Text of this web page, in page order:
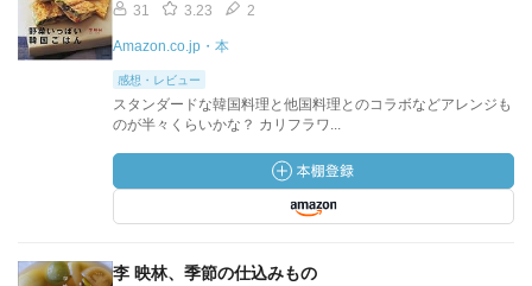
31 3.23 2
Amazon.co.jp・本
感想・レビュー
スタンダードな韓国料理と他国料理とのコラボなどアレンジも
のが半々くらいかな？ カリフラワ...
李 映林、季節の仕込みもの